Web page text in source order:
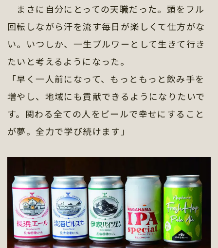
まさに自分にとっての天職だった。頭をフル
回転しながら汗を流す毎日が楽しくて仕方がな
い。いつしか、一生ブルワーとして生きて行き
たいと考えるようになった。
「早く一人前になって、もっともっと飲み手を
増やし、地域にも貢献できるようになりたいで
す。関わる全ての人をビールで幸せにすること
が夢。全力で学び続けます」